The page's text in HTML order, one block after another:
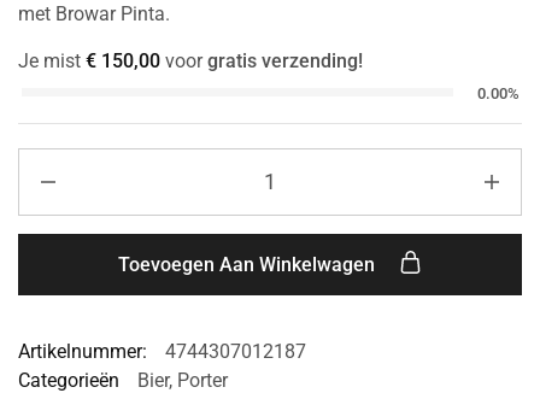
met Browar Pinta.
Je mist € 150,00 voorgratis verzending!
0.00%
Toevoegen Aan Winkelwagen
Artikelnummer:
4744307012187
Categorieën
Bier, Porter